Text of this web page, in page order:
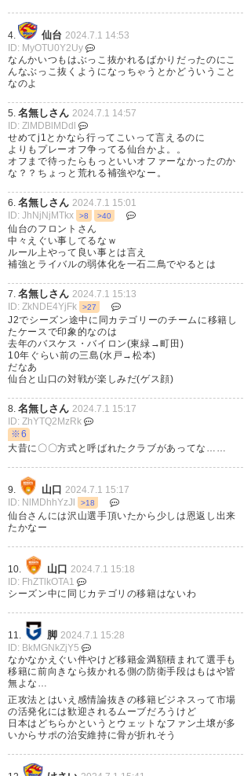
>>916
かなり前から思ってたけどめちゃくちゃ男らしいか
っこいい顔だよな梅木
活躍したら女性人気すごくなりそう
あの顔で身長183センチあればモテるだろうなw
4. 仙台 2024.7.1 14:53
ID: MyOTU0Y2Uy
なんかいつもはぶっこ抜かれるばかりだったのにこ
んなぶっこ抜くようになっちゃうとかどういうこと
なのよ
5. 名無しさん 2024.7.1 14:57
ID: ZlMDBlMDdl
せめてj1とかなら行ってこいって言えるのに
よりもプレーオフ争ってる仙台かよ。。
オフまで待ったらもっといいオファーなかったのか
な？？ちょっと荒れる補強やなー。
6. 名無しさん 2024.7.1 15:01
ID: JhNjNjMTkx
>8 >40
仙台のフロントさん
中々えぐい事してるなｗ
ルール上やって良い事とは言え
補強とライバルの弱体化を一石二鳥でやるとは
7. 名無しさん 2024.7.1 15:13
ID: ZkNDE4YjFk
>27
J2でシーズン途中に同カテゴリーのチームに移籍し
たケースで印象的なのは
去年のバスケス・バイロン(東緑→町田)
10年ぐらい前の三島(水戸→松本)
だなあ
仙台と山口の対戦が楽しみだ(ゲス顔)
8. 名無しさん 2024.7.1 15:17
ID: ZhYTQ2MzRk
※6
大昔に〇〇方式と呼ばれたクラブがあってな……
9. 山口 2024.7.1 15:17
ID: NlMDhhYzJl
>18
仙台さんには沢山選手頂いたから少しは恩返し出来
たかなー
10. 山口 2024.7.1 15:18
ID: FhZTlkOTA1
シーズン中に同じカテゴリの移籍はないわ
11. 脚 2024.7.1 15:28
ID: BkMGNkZjY5
なかなかえぐい件やけど移籍金満額積まれて選手も
移籍に前向きなら抜かれる側の防衛手段はもはや皆
無よな…
正攻法とはいえ感情論抜きの移籍ビジネスって市場
の活発化には歓迎されるムーブだろうけど
日本はどちらかというとウェットなファン土壌が多
いからサポの治安維持に骨が折れそう